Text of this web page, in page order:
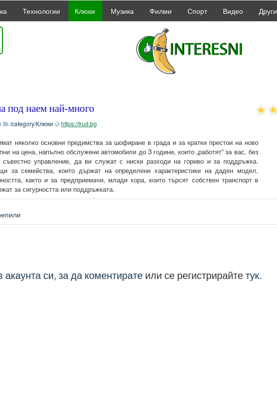
Технологии Клюки Музика Филми Спорт Видео Други
под наем най-много
/category/Клюки https://trud.bg
няколко основни предимства за шофиране в града и за кратки престои на ново
на цена, напълно обслужени автомобили до 3 години, които „работят“ за вас, без
управление, да ви служат с ниски разходи на гориво и за поддръжка.
за семейства, които държат на определени характеристики на даден модел,
както и за предприемачи, млади хора, които търсят собствен транспорт в
за сигурността или поддръжката.
акаунта си, за да коментирате или се регистрирайтетук.